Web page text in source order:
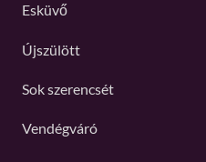
Esküvő
Újszülött
Sok szerencsét
Vendégváró